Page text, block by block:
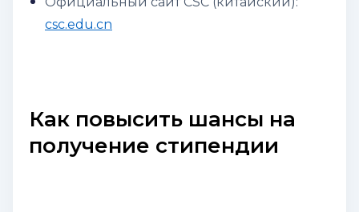
csc.edu.cn
Как повысить шансы на
получение стипендии